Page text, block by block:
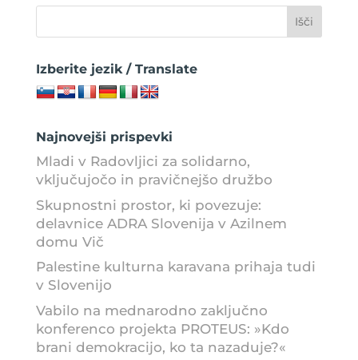
Izberite jezik / Translate
Najnovejši prispevki
Mladi v Radovljici za solidarno,
vključujočo in pravičnejšo družbo
Skupnostni prostor, ki povezuje:
delavnice ADRA Slovenija v Azilnem
domu Vič
Palestine kulturna karavana prihaja tudi
v Slovenijo
Vabilo na mednarodno zaključno
konferenco projekta PROTEUS: »Kdo
brani demokracijo, ko ta nazaduje?«